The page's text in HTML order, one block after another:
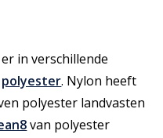
in verschillende
polyester. Nylon heeft
polyester landvasten
van polyester